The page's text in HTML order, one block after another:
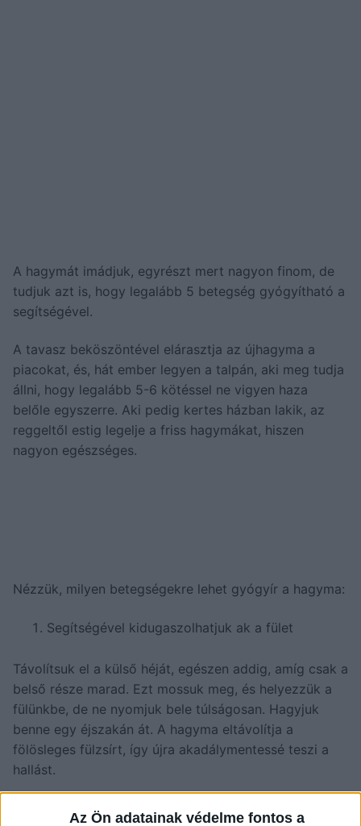
Az Ön adatainak védelme fontos a
A hagymát imádjuk, egyrészt mert nagyon finom, de
tudjuk azt is, hogy legalább 5 betegség gyógyítható a
segítségével.
A tavasz beköszöntével elárasztja az újhagyma a
piacokat, és, hát ember legyen a talpán, aki meg tudja
állni, hogy legalább 5-6 kötéssel ne vigyen haza
belőle egyszerre. Aki pedig kertes házban lakik, az
reggeltől estig legelje a friss hagymákat, hiszen
nagyon egészséges.
Nézzük, milyen betegségekre lehet gyógyír a hagyma:
Segítségével kidugaszolhatjuk ak a fület
Távolítsuk el a külső héját, egészen addig, amíg csak a
belső része marad. Ezt mossuk meg, és helyezzük a
fülünkbe, de ne nyomjuk bele túlságosan. Hagyjuk
benne egy éjszakán át. A hagyma eltávolítja a
fölösleges fülzsírt, így újra akadálymentessé teszi a
hallást.
Égések ellen